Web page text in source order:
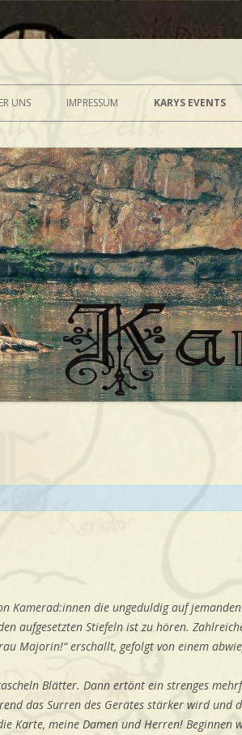
Inhalt wechseln
UNS IMPRESSUM KARYS EVENTS
Kamerad:innen die ungeduldig auf
aufgesetzten Stiefeln ist zu hören.
Majorin!“ erschallt, gefolgt von einem
Blätter. Dann ertönt ein strenges
das Surren des Gerätes stärker wird und
Karte, meine Damen und Herren! Beginnen